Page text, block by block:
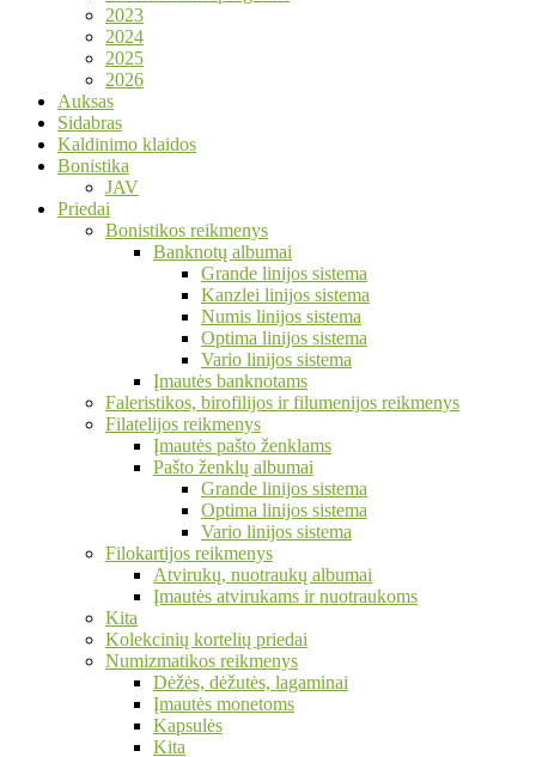
2023
2024
2025
2026
Auksas
Sidabras
Kaldinimo klaidos
Bonistika
JAV
Priedai
Bonistikos reikmenys
Banknotų albumai
Grande linijos sistema
Kanzlei linijos sistema
Numis linijos sistema
Optima linijos sistema
Vario linijos sistema
Įmautės banknotams
Faleristikos, birofilijos ir filumenijos reikmenys
Filatelijos reikmenys
Įmautės pašto ženklams
Pašto ženklų albumai
Grande linijos sistema
Optima linijos sistema
Vario linijos sistema
Filokartijos reikmenys
Atvirukų, nuotraukų albumai
Įmautės atvirukams ir nuotraukoms
Kita
Kolekcinių kortelių priedai
Numizmatikos reikmenys
Dėžės, dėžutės, lagaminai
Įmautės monetoms
Kapsulės
Kita